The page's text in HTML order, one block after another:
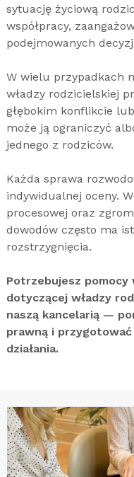
sytuację życiową
współpracy,
podejmowanych
W wielu przypadkach
władzy rodzicielskiej
głębokim konflikcie
może ją ograniczyć
jednego z rodziców.
Każda sprawa
indywidualnej oceny.
procesowej oraz
dowodów często ma
rozstrzygnięcia.
Potrzebujesz
dotyczącej władzy
naszą kancelarią —
prawną i
działania.